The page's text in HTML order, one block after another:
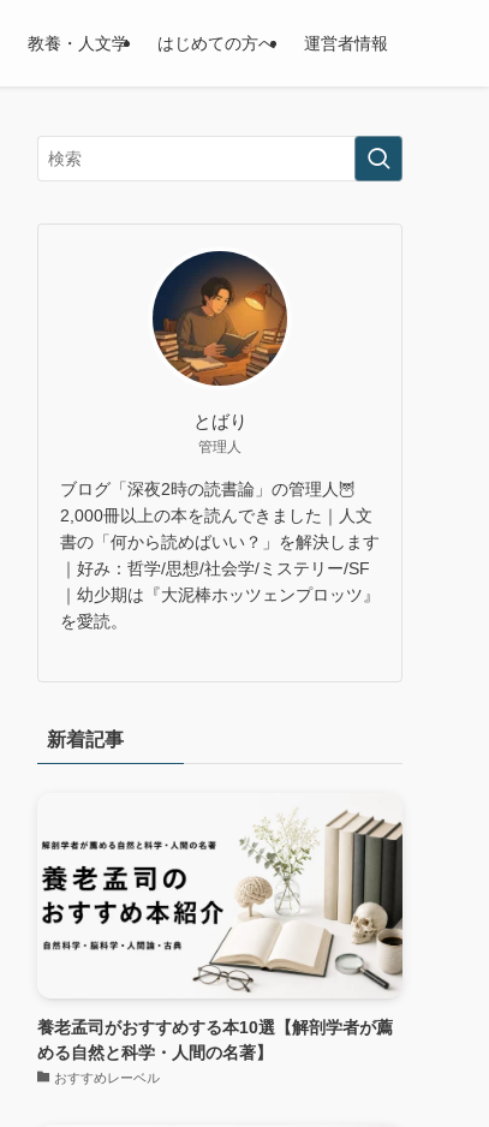
教養・人文学 はじめての方へ 運営者情報
とばり
管理人
ブログ「深夜2時の読書論」の管理人🦉
2,000冊以上の本を読んできました｜人文
書の「何から読めばいい？」を解決します
｜好み：哲学/思想/社会学/ミステリー/SF
｜幼少期は『大泥棒ホッツェンプロッツ』
を愛読。
新着記事
養老孟司がおすすめする本10選【解剖学者が薦
める自然と科学・人間の名著】
おすすめレーベル